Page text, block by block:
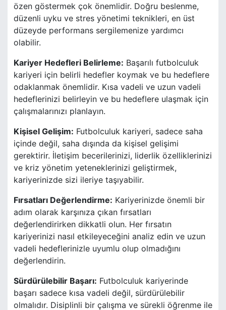
özen göstermek çok önemlidir. Doğru beslenme,
düzenli uyku ve stres yönetimi teknikleri, en üst
düzeyde performans sergilemenize yardımcı
olabilir.
Kariyer Hedefleri Belirleme: Başarılı futbolculuk
kariyeri için belirli hedefler koymak ve bu hedeflere
odaklanmak önemlidir. Kısa vadeli ve uzun vadeli
hedeflerinizi belirleyin ve bu hedeflere ulaşmak için
çalışmalarınızı planlayın.
Kişisel Gelişim: Futbolculuk kariyeri, sadece saha
içinde değil, saha dışında da kişisel gelişimi
gerektirir. İletişim becerilerinizi, liderlik özelliklerinizi
ve kriz yönetim yeteneklerinizi geliştirmek,
kariyerinizde sizi ileriye taşıyabilir.
Fırsatları Değerlendirme: Kariyerinizde önemli bir
adım olarak karşınıza çıkan fırsatları
değerlendirirken dikkatli olun. Her fırsatın
kariyerinizi nasıl etkileyeceğini analiz edin ve uzun
vadeli hedeflerinizle uyumlu olup olmadığını
değerlendirin.
Sürdürülebilir Başarı: Futbolculuk kariyerinde
başarı sadece kısa vadeli değil, sürdürülebilir
olmalıdır. Disiplinli bir çalışma ve sürekli öğrenme ile